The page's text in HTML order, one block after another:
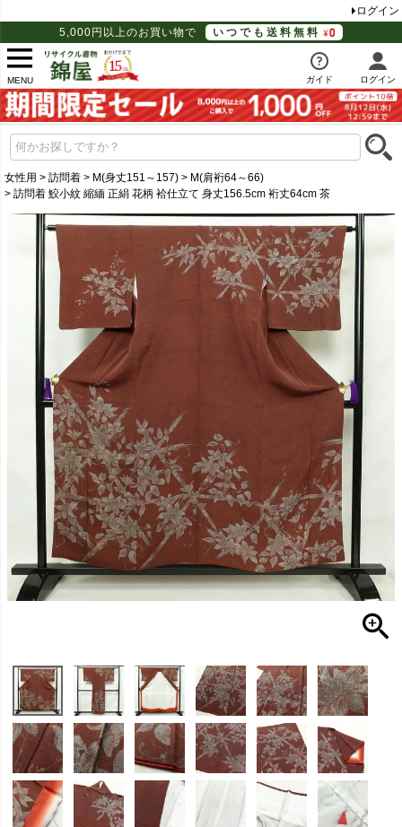
ログイン
5,000円以上のお買い物で
いつでも送料無料
MENU ガイド ログイン
女性用 訪問着 M(身丈151～157)
M(肩裄64～66)
訪問着 鮫小紋 縮緬 正絹 花柄 袷仕立て 身丈156.5cm 裄丈64cm 茶